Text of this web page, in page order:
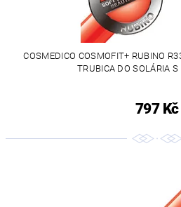
COSMEDICO COSMOFIT+ RUBINO
TRUBICA DO SOLÁRIA S
797 Kč